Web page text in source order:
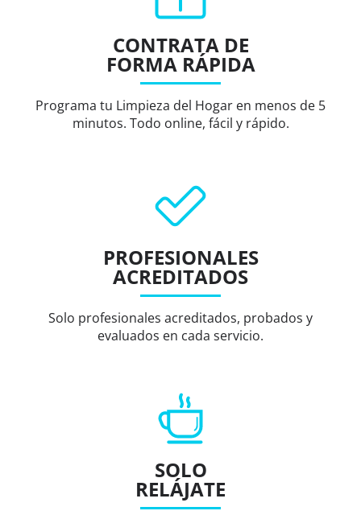
CONTRATA DE
FORMA RÁPIDA
Programa tu Limpieza del Hogar en menos de 5
minutos. Todo online, fácil y rápido.
PROFESIONALES
ACREDITADOS
Solo profesionales acreditados, probados y
evaluados en cada servicio.
SOLO
RELÁJATE